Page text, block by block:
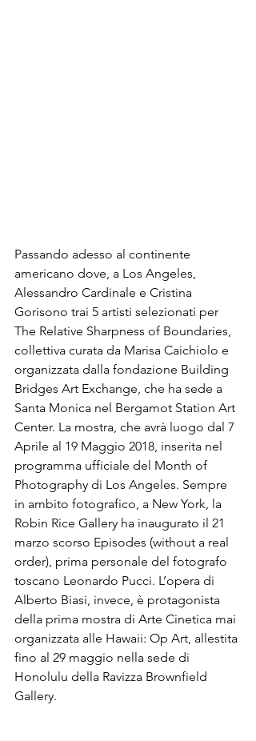
Passando adesso al continente
americano dove, a Los Angeles,
Alessandro Cardinale e Cristina
Gorisono trai 5 artisti selezionati per
The Relative Sharpness of Boundaries,
collettiva curata da Marisa Caichiolo e
organizzata dalla fondazione Building
Bridges Art Exchange, che ha sede a
Santa Monica nel Bergamot Station Art
Center. La mostra, che avrà luogo dal 7
Aprile al 19 Maggio 2018, inserita nel
programma ufficiale del Month of
Photography di Los Angeles. Sempre
in ambito fotografico, a New York, la
Robin Rice Gallery ha inaugurato il 21
marzo scorso Episodes (without a real
order), prima personale del fotografo
toscano Leonardo Pucci. L’opera di
Alberto Biasi, invece, è protagonista
della prima mostra di Arte Cinetica mai
organizzata alle Hawaii: Op Art, allestita
fino al 29 maggio nella sede di
Honolulu della Ravizza Brownfield
Gallery.